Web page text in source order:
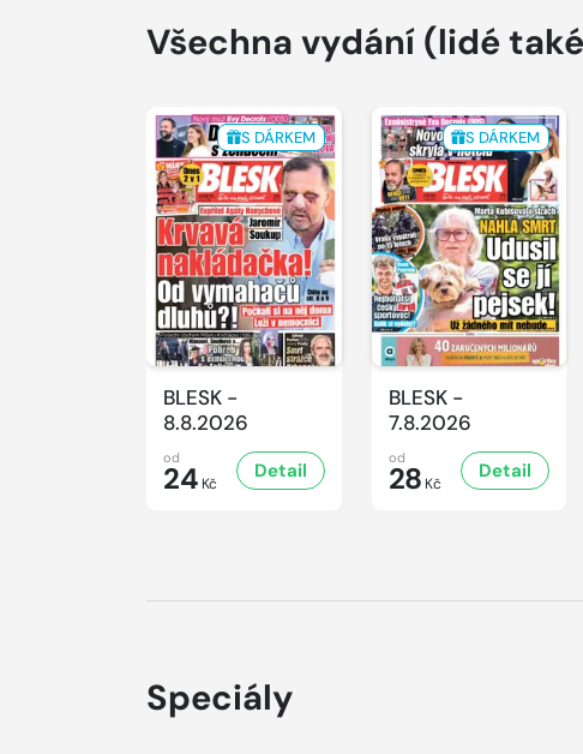
Všechna vydání (lidé
S DÁRKEM
BLESK -
8.8.2026
od
24 Kč
Detail
S DÁRKEM
BLESK -
7.8.2026
od
28 Kč
Detail
Speciály